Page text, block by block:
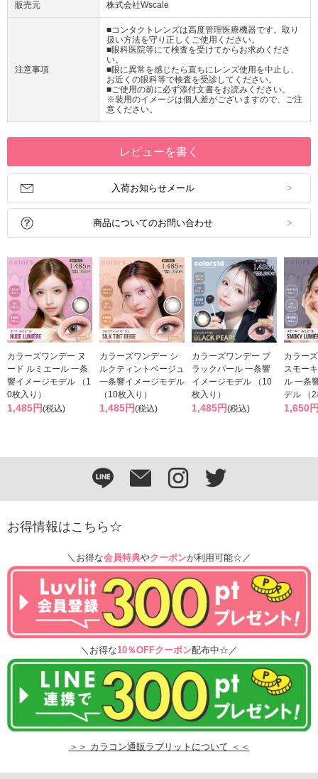
販売元 株式会社Wscale
注意事項
■コンタクトレンズは高度管理医療機器です。取り
扱い方法を守り正しくご使用ください。
■眼科医院等にて検査を受けてからお求めくださ
い。
■眼に異常を感じたら直ちにレンズ使用を中止し、
お近くの眼科等で検査を受診してください。
■ご使用の前に必ず添付文書をお読みください。
※装用のイメージは個人差がございますので、ご注
意ください。
レビューを書く
入荷お知らせメール
商品についてのお問い合わせ
カラーズワンデー ヌ
ード ルミエール 一条
響イメージモデル （1
0枚入り）
1,485円(税込)
カラーズワンデー シ
ルクティントベージュ
一条響イメージモデル
（10枚入り）
1,485円(税込)
カラーズワンデー ブ
ラックパール 一条響
イメージモデル （10
枚入り）
1,485円(税込)
カラー
スモー
ル 一条
デル （
1,650
お得情報はこちら☆
＼お得な会員特典やクーポンが利用可能☆／
＼お得な10％OFFクーポン配布中☆／
＞＞ カラコン通販ラブリットについて ＜＜